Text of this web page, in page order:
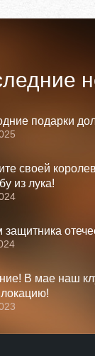
подарки
своей
из лука!
В мае наш